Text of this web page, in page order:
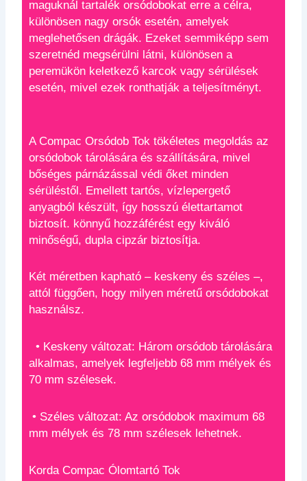
maguknál tartalék orsódobokat erre a célra,
különösen nagy orsók esetén, amelyek
meglehetősen drágák. Ezeket semmiképp sem
szeretnéd megsérülni látni, különösen a
peremükön keletkező karcok vagy sérülések
esetén, mivel ezek ronthatják a teljesítményt.
A Compac Orsódob Tok tökéletes megoldás az
orsódobok tárolására és szállítására, mivel
bőséges párnázással védi őket minden
sérüléstől. Emellett tartós, vízlepergető
anyagból készült, így hosszú élettartamot
biztosít. könnyű hozzáférést egy kiváló
minőségű, dupla cipzár biztosítja.
Két méretben kapható – keskeny és széles –,
attól függően, hogy milyen méretű orsódobokat
használsz.
• Keskeny változat: Három orsódob tárolására
alkalmas, amelyek legfeljebb 68 mm mélyek és
70 mm szélesek.
• Széles változat: Az orsódobok maximum 68
mm mélyek és 78 mm szélesek lehetnek.
Korda Compac Ólomtartó Tok